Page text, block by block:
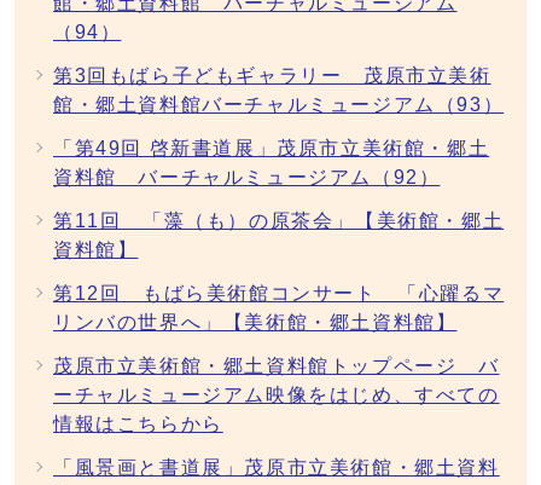
（94）
第3回もばら子どもギャラリー 茂原市立美術
館・郷土資料館バーチャルミュージアム（93）
「第49回 啓新書道展」茂原市立美術館・郷土
資料館 バーチャルミュージアム（92）
第11回 「藻（も）の原茶会」【美術館・郷土
資料館】
第12回 もばら美術館コンサート 「心躍るマ
リンバの世界へ」【美術館・郷土資料館】
茂原市立美術館・郷土資料館トップページ バ
ーチャルミュージアム映像をはじめ、すべての
情報はこちらから
「風景画と書道展」茂原市立美術館・郷土資料